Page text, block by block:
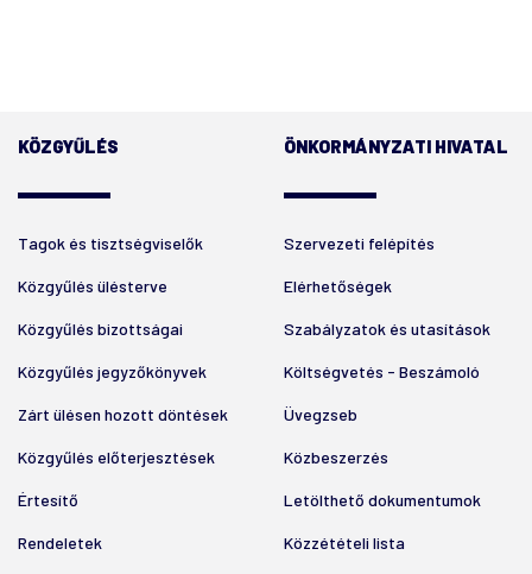
KÖZGYŰLÉS
Tagok és tisztségviselők
Közgyűlés ülésterve
Közgyűlés bizottságai
Közgyűlés jegyzőkönyvek
Zárt ülésen hozott döntések
Közgyűlés előterjesztések
Értesítő
Rendeletek
ÖNKORMÁNYZATI HIVATAL
Szervezeti felépítés
Elérhetőségek
Szabályzatok és utasítások
Költségvetés - Beszámoló
Üvegzseb
Közbeszerzés
Letölthető dokumentumok
Közzétételi lista